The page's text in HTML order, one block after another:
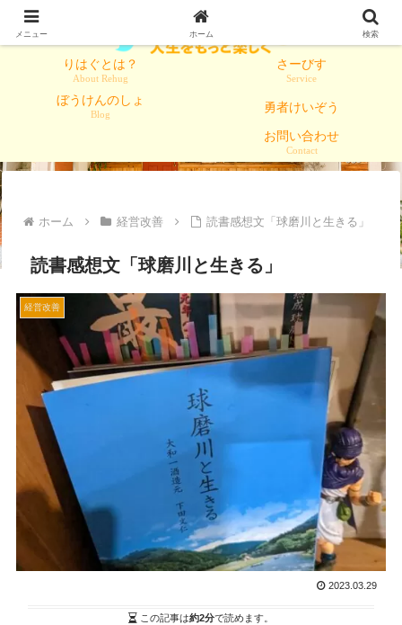
りはぐとは？
About Rehug
さーびす
Service
ぼうけんのしょ
Blog
勇者けいぞう
お問い合わせ
Contact
ホーム 経営改善 読書感想文「球磨川と生きる」
読書感想文「球磨川と生きる」
経営改善
2023.03.29
この記事は約2分で読めます。
メニュー ホーム 検索